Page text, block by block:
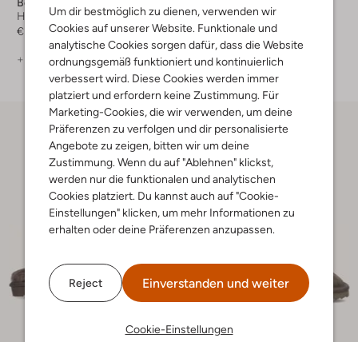
Um dir bestmöglich zu dienen, verwenden wir
Cookies auf unserer Website. Funktionale und
analytische Cookies sorgen dafür, dass die Website
ordnungsgemäß funktioniert und kontinuierlich
verbessert wird. Diese Cookies werden immer
platziert und erfordern keine Zustimmung. Für
Marketing-Cookies, die wir verwenden, um deine
Präferenzen zu verfolgen und dir personalisierte
Angebote zu zeigen, bitten wir um deine
Zustimmung. Wenn du auf "Ablehnen" klickst,
werden nur die funktionalen und analytischen
Cookies platziert. Du kannst auch auf "Cookie-
Einstellungen" klicken, um mehr Informationen zu
erhalten oder deine Präferenzen anzupassen.
Reject Einverstanden und weiter
Cookie-Einstellungen
Bergstein
Hausschuhe
€ 49,95
+ mehr farben
Hausschuhe
€ 59,99 € 41,99